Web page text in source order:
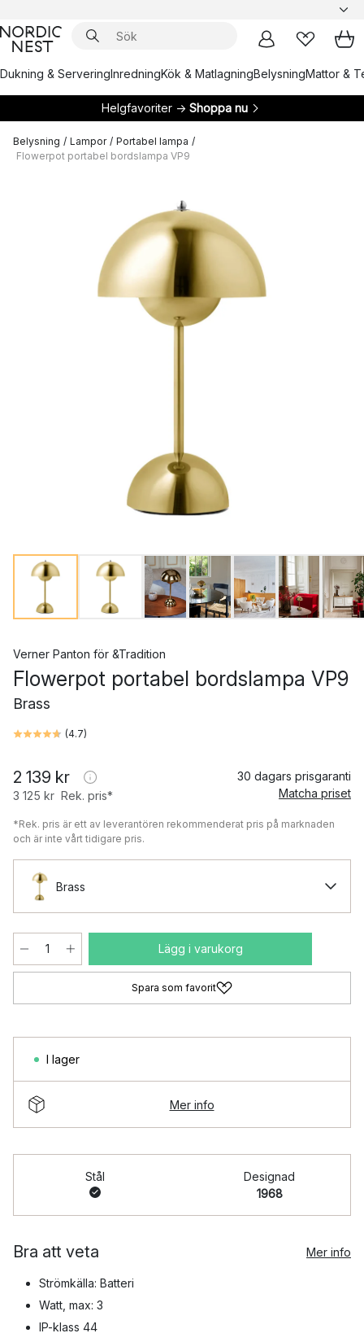
Dukning & ServeringInredningKök & MatlagningBelysningMattor &
Helgfavoriter → Shoppa nu
Belysning / Lampor / Portabel lampa /
Flowerpot portabel bordslampa VP9
Verner Panton för &Tradition
Flowerpot portabel bordslampa VP9
Brass
(4.7)
2 139 kr
3 125 kr Rek. pris*
30 dagars prisgaranti
Matcha priset
*Rek. pris är ett av leverantören rekommenderat pris på marknaden
och är inte vårt tidigare pris.
Brass
Lägg i varukorg
Spara som favorit
I lager
Mer info
Stål
Designad
1968
Bra att veta Mer info
Strömkälla: Batteri
Watt, max: 3
IP-klass 44